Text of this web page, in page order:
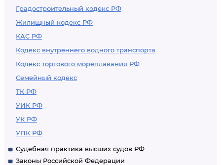
Градостроительный кодекс РФ
Жилищный кодекс РФ
КАС РФ
Кодекс внутреннего водного транспорта
Кодекс торгового мореплавания РФ
Семейный кодекс
ТК РФ
УИК РФ
УК РФ
УПК РФ
Судебная практика высших судов РФ
Законы Российской Федерации